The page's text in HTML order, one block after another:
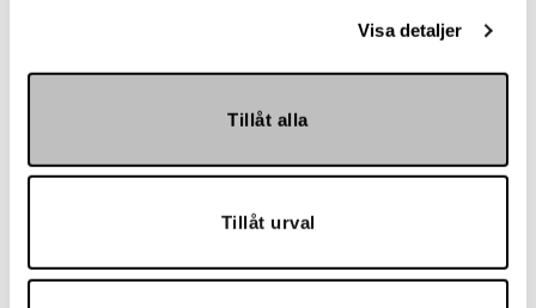
Visa detaljer
Tillåt alla
Tillåt urval
Skapa konto
smidigt lägga beställningar, finna information om
produkter, se dina avtalspriser, orderhistorik och